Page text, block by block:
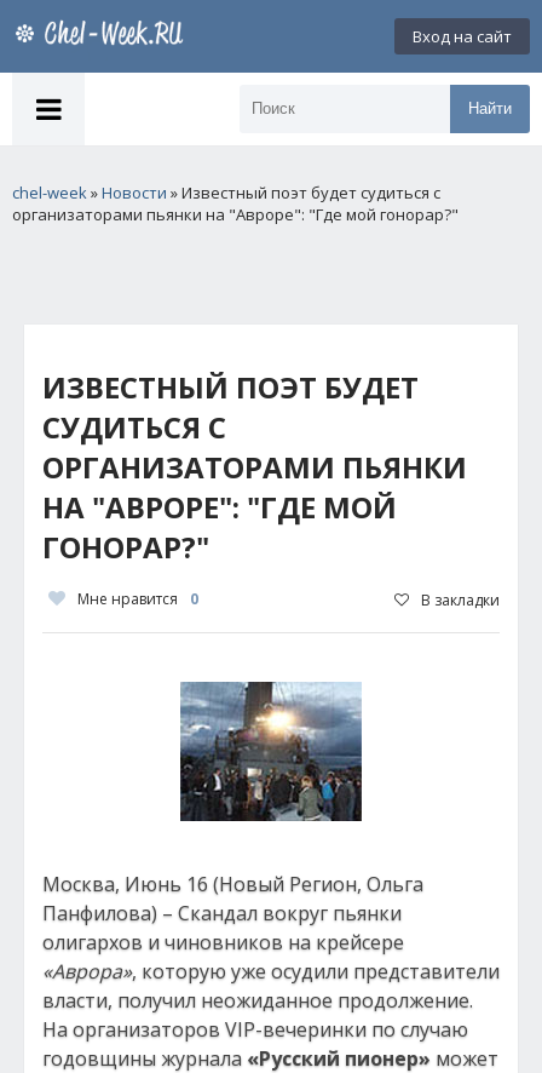
Вход на сайт
Найти
chel-week»Новости » Известный поэт будет судиться с
организаторами пьянки на "Авроре": "Где мой гонорар?"
ИЗВЕСТНЫЙ ПОЭТ БУДЕТ
СУДИТЬСЯ С
ОРГАНИЗАТОРАМИ ПЬЯНКИ
НА "АВРОРЕ": "ГДЕ МОЙ
ГОНОРАР?"
Мне нравится 0 В закладки
Москва, Июнь 16 (Новый Регион, Ольга
Панфилова) – Скандал вокруг пьянки
олигархов и чиновников на крейсере
«Аврора», которую уже осудили представители
власти, получил неожиданное продолжение.
На организаторов VIP-вечеринки по случаю
годовщины журнала «Русский пионер» может